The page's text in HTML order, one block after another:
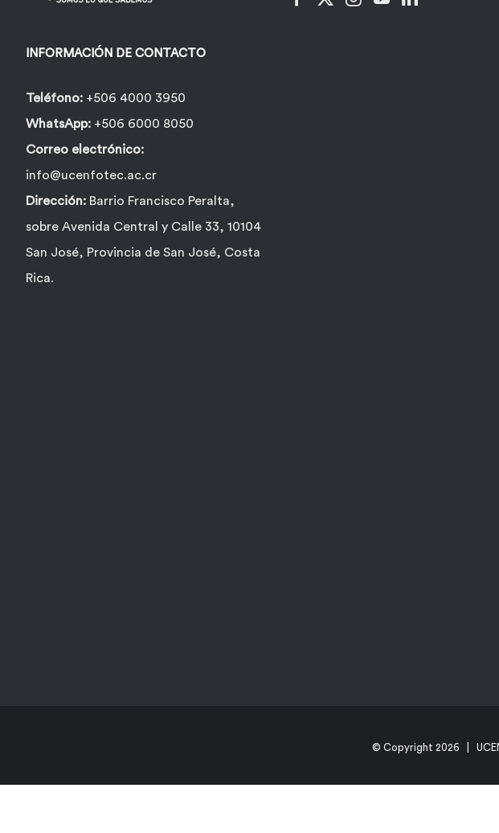
de
producto
INFORMACIÓN DE CONTACTO
Teléfono: +506 4000 3950
WhatsApp: +506 6000 8050
Correo electrónico:
info@ucenfotec.ac.cr
Dirección: Barrio Francisco Peralta,
sobre Avenida Central y Calle 33, 10104
San José, Provincia de San José, Costa
Rica.
© Copyright 2026 |